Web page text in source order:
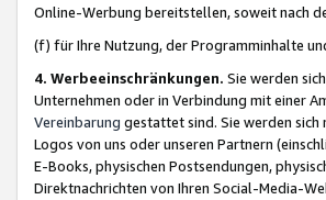
Online-Werbung bereitstellen, soweit nach
(f) für Ihre Nutzung, der Programminhalte
4. Werbeeinschränkungen. Sie werden
Unternehmen oder in Verbindung mit einer
Vereinbarung gestattet sind. Sie werden
Logos von uns oder unseren Partnern
E-Books, physischen Postsendungen,
Direktnachrichten von Ihren Social-Media-